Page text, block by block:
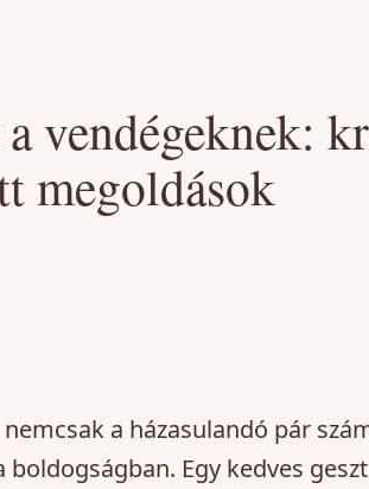
vendégeknek:
megoldások
a házasulandó pár
Egy kedves